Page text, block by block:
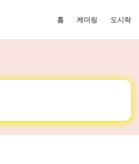
홈 케더링 도시락